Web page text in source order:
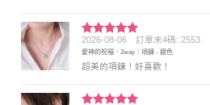
評分5滿
分 5
2026-08-06 訂單末4碼: 2553
愛神的祝福．2way｜項鍊 - 銀色
超美的項鍊！好喜歡！